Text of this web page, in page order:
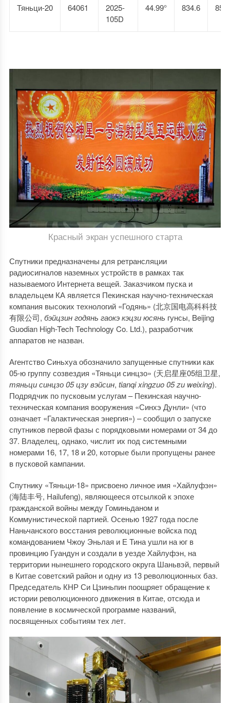
Тяньци-20 64061
2025-
105D
44.99° 834.6
Красный экран успешного старта
Спутники предназначены для ретрансляции
радиосигналов наземных устройств в рамках так
называемого Интернета вещей. Заказчиком пуска и
владельцем КА является Пекинская научно-техническая
компания высоких технологий «Годянь» (北京国电高科科技
有限公司, бэйцзин годянь гаокэ кэцзи юсянь гунсы, Beijing
Guodian High-Tech Technology Co. Ltd.), разработчик
аппаратов не назван.
Агентство Синьхуа обозначило запущенные спутники как
05-ю группу созвездия «Тяньци синцзо» (天启星座05组卫星,
тяньци синцзо 05 цзу вэйсин, tianqixingzuo05zu weixing).
Подрядчик по пусковым услугам – Пекинская научно-
техническая компания вооружения «Синхэ Дунли» (что
означает «Галактическая энергия») – сообщил о запуске
спутников первой фазы с порядковыми номерами от 34 до
37. Владелец, однако, числит их под системными
номерами 16, 17, 18 и 20, которые были пропущены ранее
в пусковой кампании.
Спутнику «Тяньци-18» присвоено личное имя «Хайлуфэн»
(海陆丰号, Hailufeng), являющееся отсылкой к эпохе
гражданской войны между Гоминьданом и
Коммунистической партией. Осенью 1927 года после
Наньчанского восстания революционные войска под
командованием Чжоу Эньлая и Е Тина ушли на юг в
провинцию Гуандун и создали в уезде Хайлуфэн, на
территории нынешнего городского округа Шаньвэй, первый
в Китае советский район и одну из 13 революционных баз.
Председатель КНР Си Цзиньпин поощряет обращение к
истории революционного движения в Китае, отсюда и
появление в космической программе названий,
посвященных событиям тех лет.